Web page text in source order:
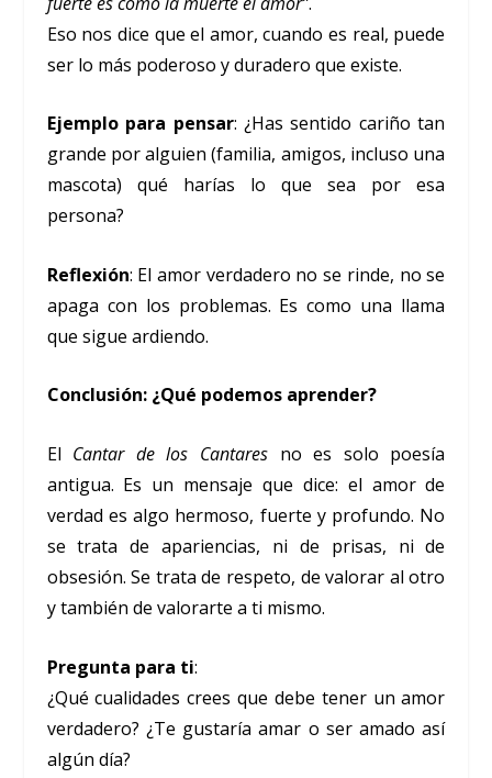
Eso nos dice que el amor, cuando es real, puede
ser lo más poderoso y duradero que existe.
Ejemplo para pensar: ¿Has sentido cariño tan
grande por alguien (familia, amigos, incluso una
mascota) qué harías lo que sea por esa
persona?
Reflexión: El amor verdadero no se rinde, no se
apaga con los problemas. Es como una llama
que sigue ardiendo.
Conclusión: ¿Qué podemos aprender?
El Cantar de los Cantares no es solo poesía
antigua. Es un mensaje que dice: el amor de
verdad es algo hermoso, fuerte y profundo. No
se trata de apariencias, ni de prisas, ni de
obsesión. Se trata de respeto, de valorar al otro
y también de valorarte a ti mismo.
Pregunta para ti:
¿Qué cualidades crees que debe tener un amor
verdadero? ¿Te gustaría amar o ser amado así
algún día?